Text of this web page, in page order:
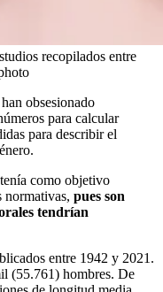
recopilados entre
obsesionado
para calcular
para describir el
como objetivo
normativas, pues son
tendrían
entre 1942 y 2021.
(55.761) hombres. De